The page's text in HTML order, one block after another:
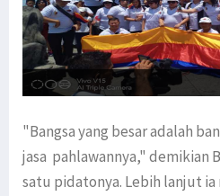
"Bangsa yang besar adalah
jasa pahlawannya," demikian
satu pidatonya. Lebih lanjut